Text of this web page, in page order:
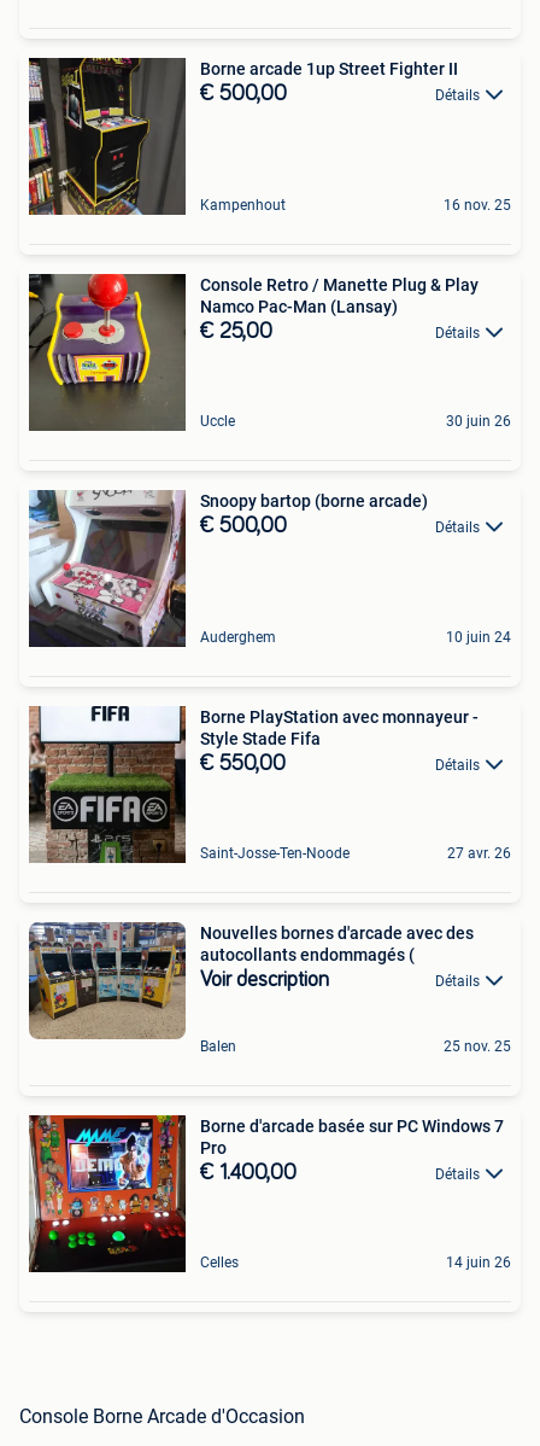
Borne arcade 1up Street Fighter II
€ 500,00 Détails
Kampenhout 16 nov. 25
Console Retro / Manette Plug & Play
Namco Pac-Man (Lansay)
€ 25,00 Détails
Uccle 30 juin 26
Snoopy bartop (borne arcade)
€ 500,00 Détails
Auderghem 10 juin 24
Borne PlayStation avec monnayeur -
Style Stade Fifa
€ 550,00 Détails
Saint-Josse-Ten-Noode 27 avr. 26
Nouvelles bornes d'arcade avec des
autocollants endommagés (
Voir description Détails
Balen 25 nov. 25
Borne d'arcade basée sur PC Windows 7
Pro
€ 1.400,00 Détails
Celles 14 juin 26
Console Borne Arcade d'Occasion